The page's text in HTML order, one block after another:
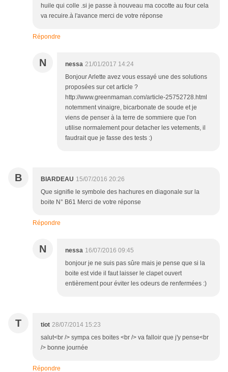
huile qui colle .si je passe à nouveau ma cocotte au four cela
va recuire.à l'avance merci de votre réponse
Répondre
N nessa 21/01/2017 14:24
Bonjour Arlette avez vous essayé une des solutions
proposées sur cet article ?
http://www.greenmaman.com/article-25752728.html
notemment vinaigre, bicarbonate de soude et je
viens de penser à la terre de sommiere que l'on
utilise normalement pour detacher les vetements, il
faudrait que je fasse des tests :)
B BIARDEAU 15/07/2016 20:26
Que signifie le symbole des hachures en diagonale sur la
boite N° B61 Merci de votre réponse
Répondre
N nessa 16/07/2016 09:45
bonjour je ne suis pas sûre mais je pense que si la
boite est vide il faut laisser le clapet ouvert
entièrement pour éviter les odeurs de renfermées :)
T tiot 28/07/2014 15:23
salut<br /> sympa ces boites <br /> va falloir que j'y pense<br
/> bonne journée
Répondre